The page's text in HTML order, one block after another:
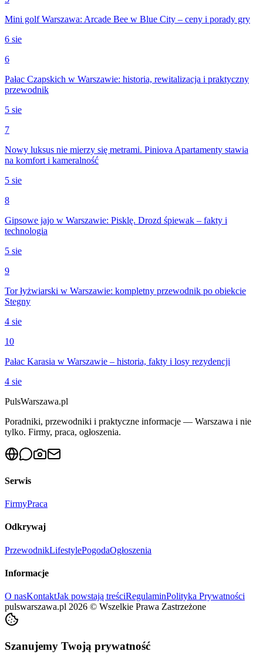
Mini golf Warszawa: Arcade Bee w Blue City – ceny i porady gry
6 sie
6
Pałac Czapskich w Warszawie: historia, rewitalizacja i praktyczny
przewodnik
5 sie
7
Nowy luksus nie mierzy się metrami. Piniova Apartamenty stawia
na komfort i kameralność
5 sie
8
Gipsowe jajo w Warszawie: Pisklę. Drozd śpiewak – fakty i
technologia
5 sie
9
Tor łyżwiarski w Warszawie: kompletny przewodnik po obiekcie
Stegny
4 sie
10
Pałac Karasia w Warszawie – historia, fakty i losy rezydencji
4 sie
PulsWarszawa.pl
Poradniki, przewodniki i praktyczne informacje — Warszawa i nie
tylko. Firmy, praca, ogłoszenia.
Serwis
FirmyPraca
Odkrywaj
PrzewodnikLifestylePogodaOgłoszenia
Informacje
O nasKontaktJak powstają treściRegulaminPolityka Prywatności
pulswarszawa.pl 2026 © Wszelkie Prawa Zastrzeżone
Szanujemy Twoją prywatność